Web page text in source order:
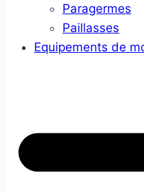
Paragermes
Paillasses
Equipements de